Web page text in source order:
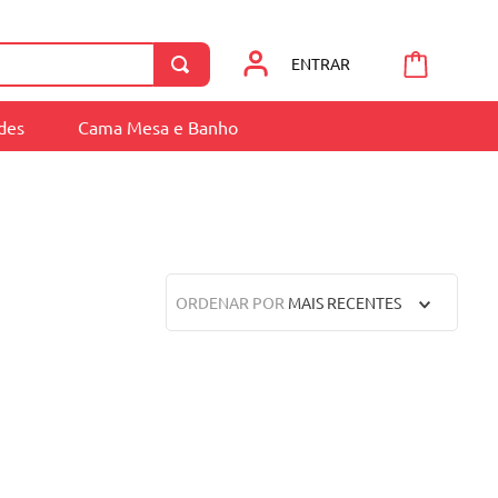
ENTRAR
Cama Mesa e Banho
ORDENAR POR MAIS RECENTES